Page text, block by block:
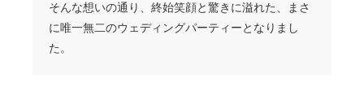
そんな想いの通り、終始笑顔と驚きに溢れた、まさ
に唯一無二のウェディングパーティーとなりまし
た。